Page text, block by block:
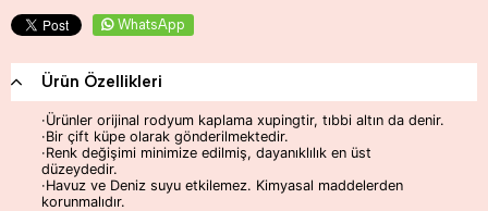
WhatsApp
Ürün Özellikleri
·Ürünler orijinal rodyum kaplama xupingtir, tıbbi altın da denir.
·Bir çift küpe olarak gönderilmektedir.
·Renk değişimi minimize edilmiş, dayanıklılık en üst
düzeydedir.
·Havuz ve Deniz suyu etkilemez. Kimyasal maddelerden
korunmalıdır.